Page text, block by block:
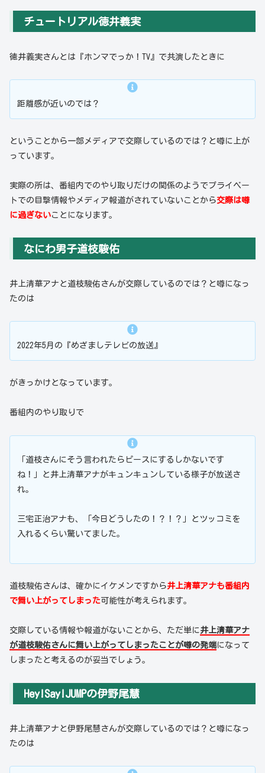
チュートリアル徳井義実
徳井義実さんとは『ホンマでっか！TV』で共演したときに
距離感が近いのでは？
ということから一部メディアで交際しているのでは？と噂に上が
っています。
実際の所は、番組内でのやり取りだけの関係のようでプライベー
トでの目撃情報やメディア報道がされていないことから交際は噂
に過ぎないことになります。
なにわ男子道枝駿佑
井上清華アナと道枝駿佑さんが交際しているのでは？と噂になっ
たのは
2022年5月の『めざましテレビの放送』
がきっかけとなっています。
番組内のやり取りで
「道枝さんにそう言われたらピースにするしかないです
ね！」と井上清華アナがキュンキュンしている様子が放送さ
れ。
三宅正治アナも、「今日どうしたの！？！？」とツッコミを
入れるくらい驚いてました。
道枝駿佑さんは、確かにイケメンですから井上清華アナも番組内
で舞い上がってしまった可能性が考えられます。
交際している情報や報道がないことから、ただ単に井上清華アナ
が道枝駿佑さんに舞い上がってしまったことが噂の発端になって
しまったと考えるのが妥当でしょう。
Hey!Say!JUMPの伊野尾慧
井上清華アナと伊野尾慧さんが交際しているのでは？と噂になっ
たのは